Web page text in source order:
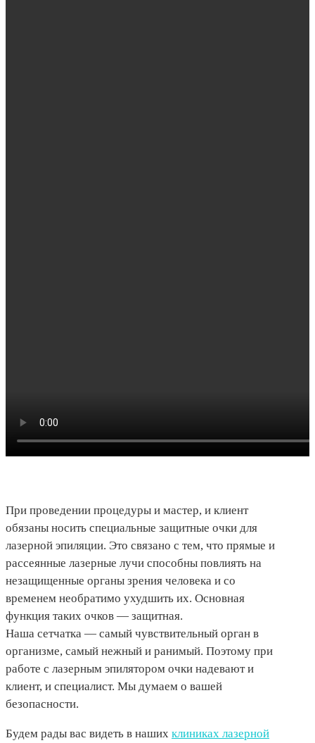
При проведении процедуры и мастер, и клиент
обязаны носить специальные защитные очки для
лазерной эпиляции. Это связано с тем, что прямые и
рассеянные лазерные лучи способны повлиять на
незащищенные органы зрения человека и со
временем необратимо ухудшить их. Основная
функция таких очков — защитная.
Наша сетчатка — самый чувствительный орган в
организме, самый нежный и ранимый. Поэтому при
работе с лазерным эпилятором очки надевают и
клиент, и специалист. Мы думаем о вашей
безопасности.
Будем рады вас видеть в наших клиниках лазерной